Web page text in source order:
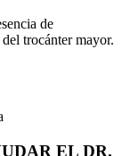
de
trocánter mayor.
EL DR.